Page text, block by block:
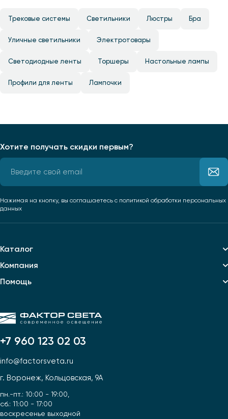
Трековые системы Светильники Люстры Бра
Уличные светильники Электротовары
Светодиодные ленты Торшеры Настольные лампы
Профили для ленты Лампочки
+7 960 123 02 03
info@factorsveta.ru
г. Воронеж, Кольцовская, 9А
пн.-пт.: 10:00 - 19:00,
сб.: 11:00 - 17:00
воскресенье выходной
Каталог
Компания
Помощь
Хотите получать скидки первым?
Нажимая на кнопку, вы соглашаетесь с политикой обработки персональных
данных